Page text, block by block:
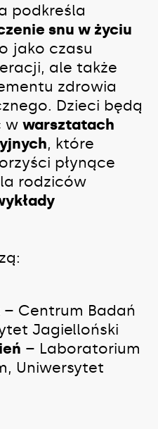
podkreśla
snu w życiu
jako czasu
ale także
zdrowia
Dzieci będą
w warsztatach
, które
płynące
rodziców
– Centrum Badań
Jagielloński
– Laboratorium
Uniwersytet